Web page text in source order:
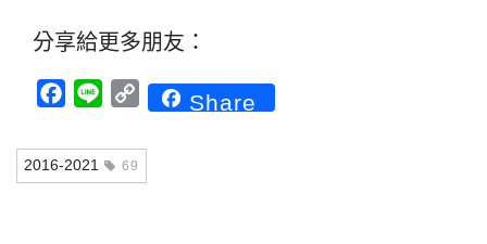
分享給更多朋友：
Facebook
Line CopyShare
2016-2021 69